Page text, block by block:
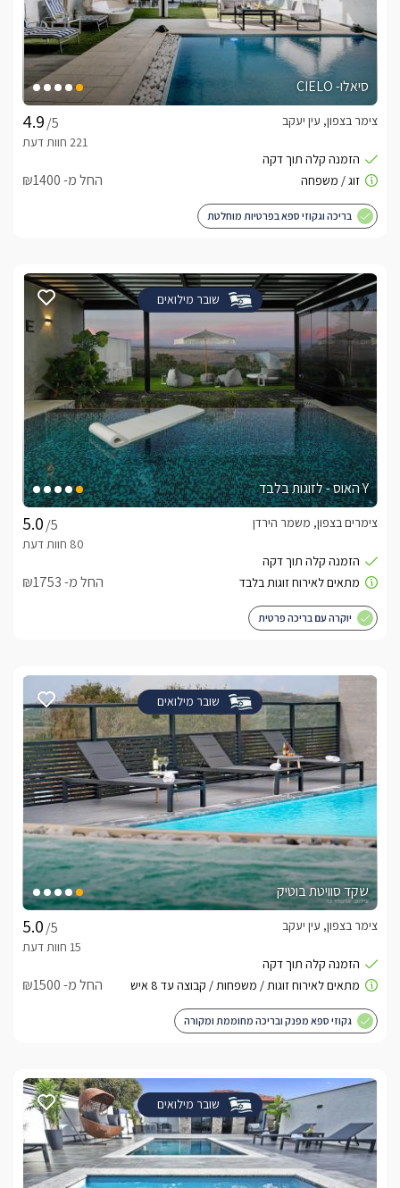
סיאלו- CIELO
/5
צימר בצפון, עין יעקב
החל מ- ₪1400
בריכה וגקוזי ספא בפרטיות מוחלטת
שובר מילואים
Y האוס - לזוגות בלבד
/5
צימרים בצפון, משמר הירדן
החל מ- ₪1753
יוקרה עם בריכה פרטית
שובר מילואים
שקד סוויטת בוטיק
/5
צימר בצפון, עין יעקב
החל מ- ₪1500
גקוזי ספא מפנק ובריכה מחוממת ומקורה
שובר מילואים